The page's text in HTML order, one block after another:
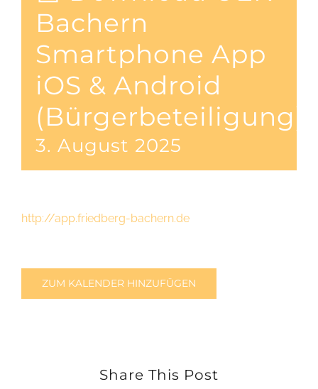
Bachern
Smartphone App
iOS & Android
(Bürgerbeteiligung)
3. August 2025
http://app.friedberg-bachern.de
ZUM KALENDER HINZUFÜGEN
Share This Post